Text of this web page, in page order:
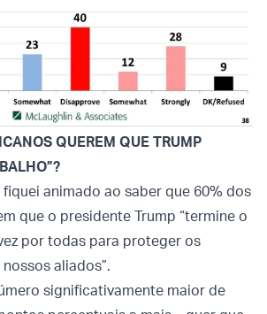
QUEREM QUE TRUMP
fiquei animado ao saber que 60% dos
que o presidente Trump “termine o
por todas para proteger os
aliados”.
significativamente maior de